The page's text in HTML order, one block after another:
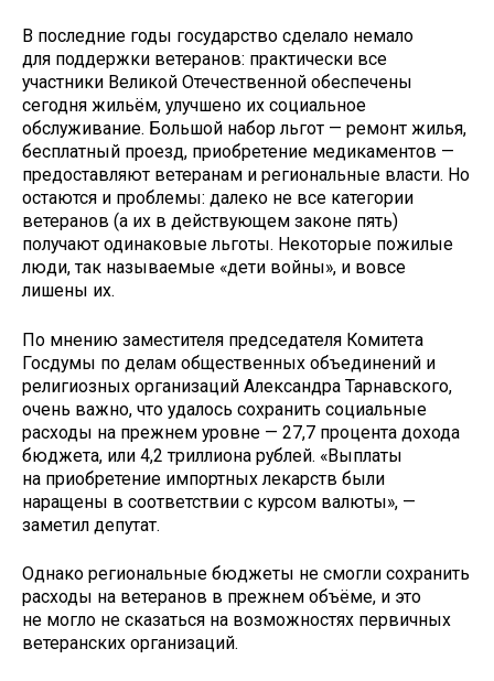
В последние годы государство сделало немало
для поддержки ветеранов: практически все
участники Великой Отечественной обеспечены
сегодня жильём, улучшено их социальное
обслуживание. Большой набор льгот — ремонт жилья,
бесплатный проезд, приобретение медикаментов —
предоставляют ветеранам и региональные власти. Но
остаются и проблемы: далеко не все категории
ветеранов (а их в действующем законе пять)
получают одинаковые льготы. Некоторые пожилые
люди, так называемые «дети войны», и вовсе
лишены их.
По мнению заместителя председателя Комитета
Госдумы по делам общественных объединений и
религиозных организаций Александра Тарнавского,
очень важно, что удалось сохранить социальные
расходы на прежнем уровне — 27,7 процента дохода
бюджета, или 4,2 триллиона рублей. «Выплаты
на приобретение импортных лекарств были
наращены в соответствии с курсом валюты», —
заметил депутат.
Однако региональные бюджеты не смогли сохранить
расходы на ветеранов в прежнем объёме, и это
не могло не сказаться на возможностях первичных
ветеранских организаций.